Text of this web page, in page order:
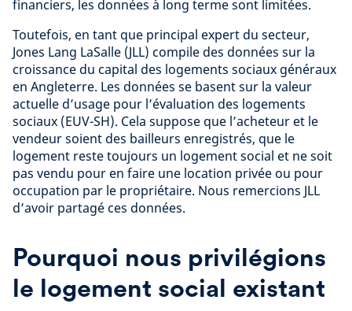
financiers, les données à long terme sont limitées.
Toutefois, en tant que principal expert du secteur,
Jones Lang LaSalle (JLL) compile des données sur la
croissance du capital des logements sociaux généraux
en Angleterre. Les données se basent sur la valeur
actuelle d’usage pour l’évaluation des logements
sociaux (EUV-SH). Cela suppose que l’acheteur et le
vendeur soient des bailleurs enregistrés, que le
logement reste toujours un logement social et ne soit
pas vendu pour en faire une location privée ou pour
occupation par le propriétaire. Nous remercions JLL
d’avoir partagé ces données.
Pourquoi nous privilégions
le logement social existant